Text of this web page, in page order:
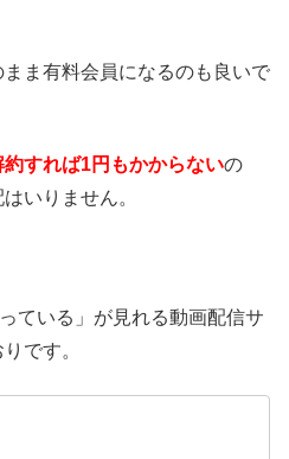
ま有料会員になるのも良いで
すれば1円もかからないの
いりません。
ている」が見れる動画配信サ
です。